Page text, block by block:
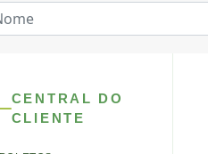
CENTRAL DO
CLIENTE